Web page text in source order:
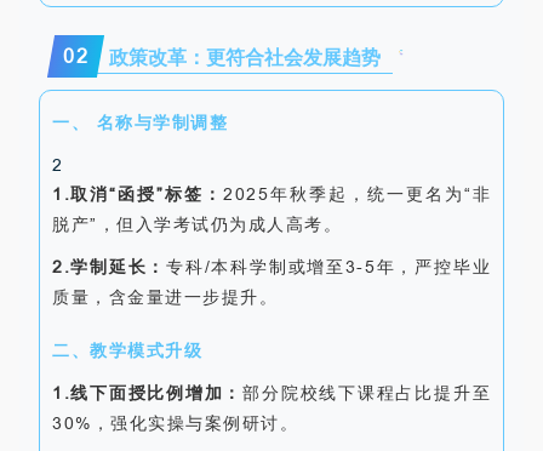
02 政策改革：更符合社会发展趋势
一、 名称与学制调整
2
1.取消“函授”标签：2025年秋季起，统一更名为“非
脱产”，但入学考试仍为成人高考。
2.学制延长：专科/本科学制或增至3-5年，严控毕业
质量，含金量进一步提升。
二、教学模式升级
1.线下面授比例增加：部分院校线下课程占比提升至
30%，强化实操与案例研讨。